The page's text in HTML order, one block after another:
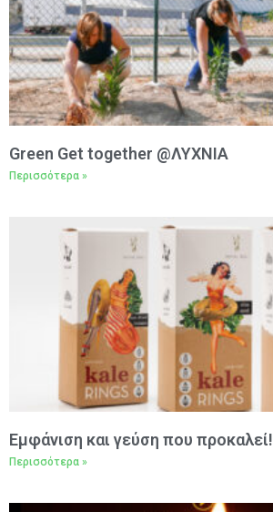
Green Get together @ΛΥΧΝΙΑ
Περισσότερα »
Εμφάνιση και γεύση που προκαλεί!
Περισσότερα »